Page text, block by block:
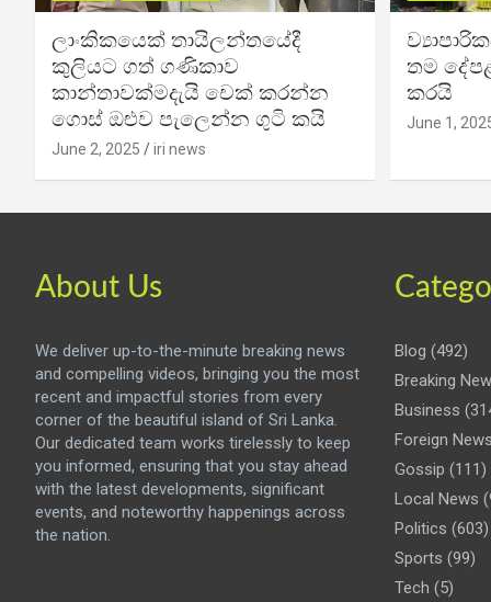
ලාංකිකයෙක් තායිලන්තයේදී
කුලියට ගත් ගණිකාව
කාන්තාවක්මදැයි චෙක් කරන්න
ගොස් ඔළුව පැලෙන්න ගුටි කයි
June 2, 2025 iri news
තම
කරයි
June 1,
About Us
We deliver up-to-the-minute breaking news
and compelling videos, bringing you the most
recent and impactful stories from every
corner of the beautiful island of Sri Lanka.
Our dedicated team works tirelessly to keep
you informed, ensuring that you stay ahead
with the latest developments, significant
events, and noteworthy happenings across
the nation.
Blog (492)
Breaking
Business
Foreign News
Gossip (111)
Local News
Politics (603)
Sports (99)
Tech (5)